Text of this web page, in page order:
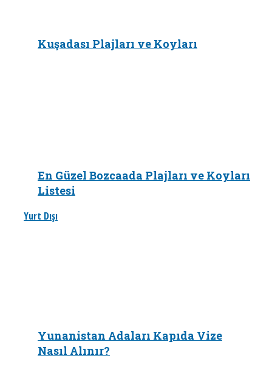
Kuşadası Plajları ve Koyları
En Güzel Bozcaada Plajları ve Koyları
Listesi
Yurt Dışı
Yunanistan Adaları Kapıda Vize
Nasıl Alınır?